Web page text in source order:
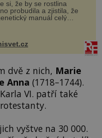
si, že by se rostlina
probudila a zjistila, že
manuál celý
dvě z nich, Marie
Anna (1718–1744).
VI. patří také
vyštve na 30 000.